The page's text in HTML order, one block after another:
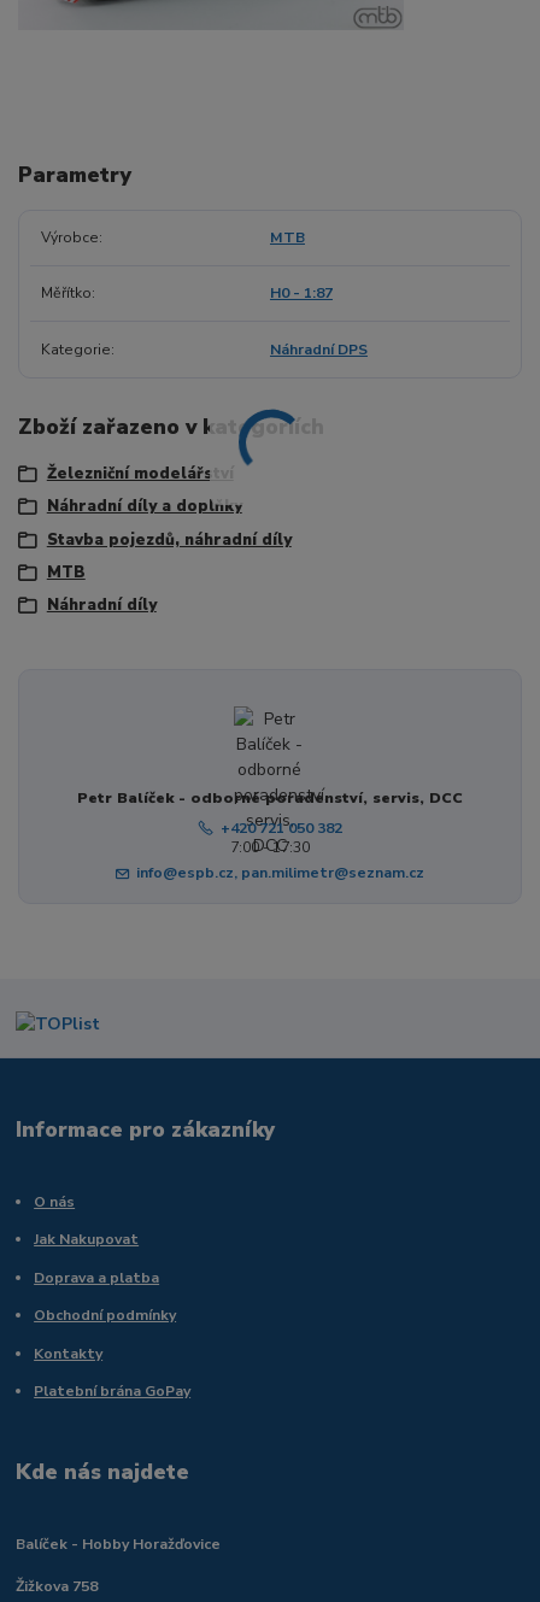
Parametry
Výrobce MTB
Měřítko H0 - 1:87
Kategorie Náhradní DPS
Zboží zařazeno v kategoriích
Železniční modelářství
Náhradní díly a doplňky
Stavba pojezdů, náhradní díly
MTB
Náhradní díly
Petr Balíček - odborné poradenství, servis, DCC
+420 721 050 382
7:00 - 17:30
info@espb.cz, pan.milimetr@seznam.cz
Informace pro zákazníky
O nás
Jak Nakupovat
Doprava a platba
Obchodní podmínky
Kontakty
Platební brána GoPay
Kde nás najdete
Balíček - Hobby Horažďovice
Žižkova 758